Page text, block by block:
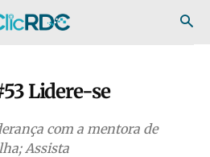
Lidere-se
com a mentora de
Assista